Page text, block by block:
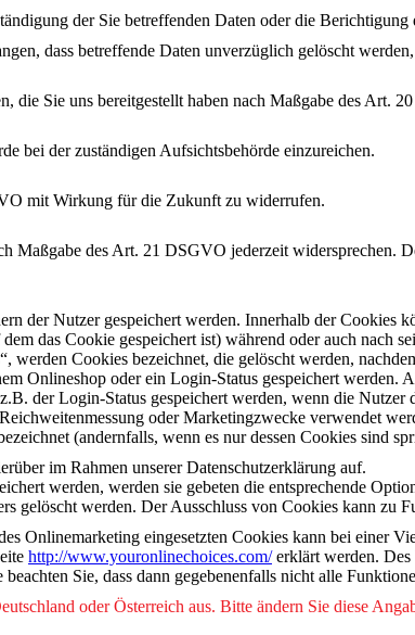
der Sie betreffenden Daten oder die
dass betreffende Daten unverzüglich gelöscht
die Sie uns bereitgestellt haben nach Maßgabe des Art.
bei der zuständigen Aufsichtsbehörde einzureichen.
mit Wirkung für die Zukunft zu widerrufen.
Maßgabe des Art. 21 DSGVO jederzeit widersprechen.
der Nutzer gespeichert werden. Innerhalb der Cookies
das Cookie gespeichert ist) während oder auch nach
werden Cookies bezeichnet, die gelöscht werden,
Onlineshop oder ein Login-Status gespeichert werden.
der Login-Status gespeichert werden, wenn die Nutzer
oder Marketingzwecke verwendet
(andernfalls, wenn es nur dessen Cookies sind
im Rahmen unserer Datenschutzerklärung auf.
werden, werden sie gebeten die entsprechende
gelöscht werden. Der Ausschluss von Cookies kann zu
Onlinemarketing eingesetzten Cookies kann bei einer
http://www.youronlinechoices.com/erklärt werden. Des
Sie, dass dann gegebenenfalls nicht alle
oder Österreich aus. Bitte ändern Sie diese